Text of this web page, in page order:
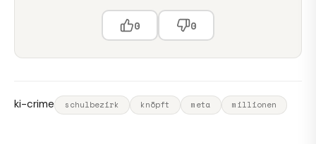
0 0
ki-crime schulbezirk knöpft meta millionen